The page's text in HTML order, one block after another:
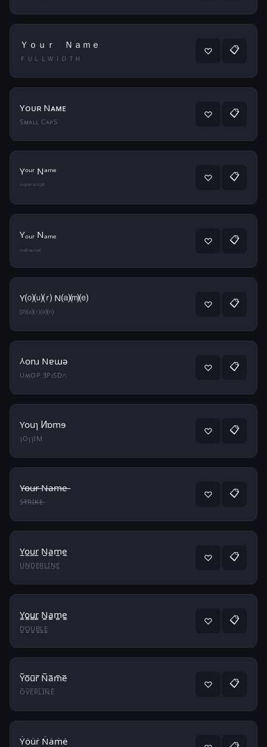
Ｙｏｕｒ Ｎａｍｅ
ＦＵＬＬＷＩＤＴＨ
♡ 📋
Yᴏᴜʀ Nᴀᴍᴇ
Sᴍᴀʟʟ CᴀᴘS
♡ 📋
Yᵒᵘʳ Nᵃᵐᵉ
ˢᵘᵖᵉʳˢᶜʳⁱᵖᵗ
♡ 📋
Yₒᵤᵣ Nₐₘₑ
ₛᵤᵦₛ꜀ᵣᵢₚₜ
♡ 📋
Y⒪⒰⒭ N⒜⒨⒠
⒫⒜⒭⒠⒩
♡ 📋
⅄onɹ Nɐɯǝ
UʍOP ƎPᴉSD∩
♡ 📋
Youɿ Ͷɒmɘ
ɿOɿɿIM
♡ 📋
Y̶o̶u̶r̶ N̶a̶m̶e̶
S̶T̶R̶I̶K̶E̶
♡ 📋
Y̲o̲u̲r̲ N̲a̲m̲e̲
U̲N̲D̲E̲R̲L̲I̲N̲E̲
♡ 📋
Y̳o̳u̳r̳ N̳a̳m̳e̳
D̳O̳U̳B̳L̳E̳
♡ 📋
Y̅o̅u̅r̅ N̅a̅m̅e̅
O̅V̅E̅R̅L̅I̅N̅E̅
♡ 📋
Ẏȯu̇ṙ Ṅȧṁė